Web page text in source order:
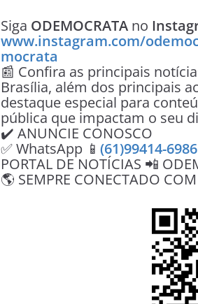
Siga ODEMOCRATA no
www.instagram.com/
mocrata
📰 Confira as principais
Brasília, além dos principais
destaque especial para
pública que impactam o seu
✔️ ANUNCIE CONOSCO
✅ WhatsApp 📱 (61)99414-6986
PORTAL DE NOTÍCIAS 📲
🌎 SEMPRE CONECTADO